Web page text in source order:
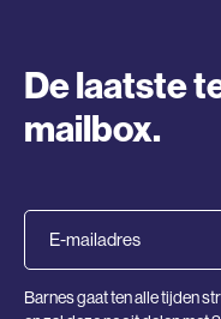
De laatste
mailbox.
Barnes gaat ten alle tijden